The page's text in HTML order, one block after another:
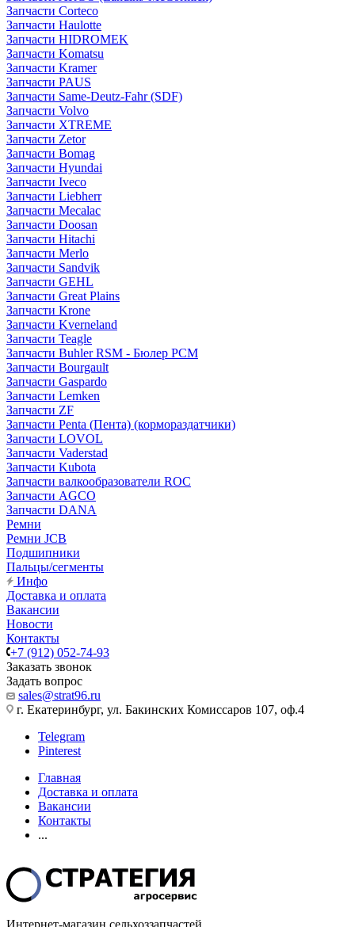
Запчасти Corteco
Запчасти Haulotte
Запчасти HIDROMEK
Запчасти Komatsu
Запчасти Kramer
Запчасти PAUS
Запчасти Same-Deutz-Fahr (SDF)
Запчасти Volvo
Запчасти XTREME
Запчасти Zetor
Запчасти Bomag
Запчасти Hyundai
Запчасти Iveco
Запчасти Liebherr
Запчасти Mecalac
Запчасти Doosan
Запчасти Hitachi
Запчасти Merlo
Запчасти Sandvik
Запчасти GEHL
Запчасти Great Plains
Запчасти Krone
Запчасти Kverneland
Запчасти Teagle
Запчасти Buhler RSM - Бюлер РСМ
Запчасти Bourgault
Запчасти Gaspardo
Запчасти Lemken
Запчасти ZF
Запчасти Penta (Пента) (кормораздатчики)
Запчасти LOVOL
Запчасти Vaderstad
Запчасти Kubota
Запчасти валкообразователи ROC
Запчасти AGCO
Запчасти DANA
Ремни
Ремни JCB
Подшипники
Пальцы/сегменты
Инфо
Доставка и оплата
Вакансии
Новости
Контакты
+7 (912) 052-74-93
Заказать звонок
Задать вопрос
sales@strat96.ru
г. Екатеринбург, ул. Бакинских Комиссаров 107, оф.4
Telegram
Pinterest
Главная
Доставка и оплата
Вакансии
Контакты
...
Интернет-магазин сельхоззапчастей